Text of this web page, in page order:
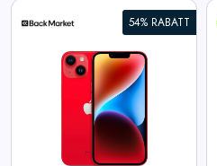
54% RABATT
EASYLONGER ES960 CPAP-
Batterie-Backup-
Stromversorgung, 297,6Wh
LiFePO4 Hochkapazität für
ResMed AirSense 11, AirSense
10, AirCurve, AirMini, Philips
DreamStation / 2 – Ideal für
View All EASYLONGER Deals